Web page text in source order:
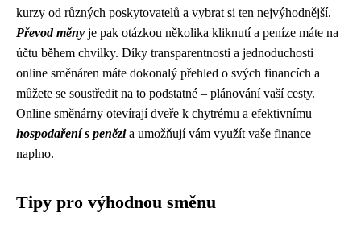
kurzy od různých poskytovatelů a vybrat si ten nejvýhodnější.
Převod měny je pak otázkou několika kliknutí a peníze máte na
účtu během chvilky. Díky transparentnosti a jednoduchosti
online směnáren máte dokonalý přehled o svých financích a
můžete se soustředit na to podstatné – plánování vaší cesty.
Online směnárny otevírají dveře k chytrému a efektivnímu
hospodaření s penězia umožňují vám využít vaše finance
naplno.
Tipy pro výhodnou směnu